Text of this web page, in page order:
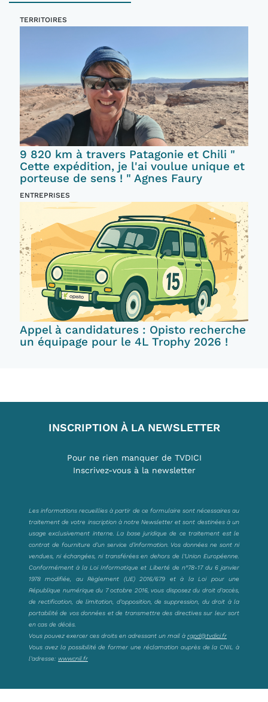
TERRITOIRES
9 820 km à travers Patagonie et Chili "
Cette expédition, je l'ai voulue unique et
porteuse de sens ! " Agnes Faury
ENTREPRISES
Appel à candidatures : Opisto recherche
un équipage pour le 4L Trophy 2026 !
INSCRIPTION À LA NEWSLETTER
Pour ne rien manquer de TVDICI
Inscrivez-vous à la newsletter
Les informations recueillies à partir de ce formulaire sont nécessaires au
traitement de votre inscription à notre Newsletter et sont destinées à un
usage exclusivement interne. La base juridique de ce traitement est le
contrat de fourniture d’un service d’information. Vos données ne sont ni
vendues, ni échangées, ni transférées en dehors de l’Union Européenne.
Conformément à la Loi Informatique et Liberté de n°78-17 du 6 janvier
1978 modifiée, au Règlement (UE) 2016/679 et à la Loi pour une
République numérique du 7 octobre 2016, vous disposez du droit d’accès,
de rectification, de limitation, d’opposition, de suppression, du droit à la
portabilité de vos données et de transmettre des directives sur leur sort
en cas de décès.
Vous pouvez exercer ces droits en adressant un mail à rgpd@tvdici.fr
Vous avez la possibilité de former une réclamation auprès de la CNIL à
l’adresse: www.cnil.fr